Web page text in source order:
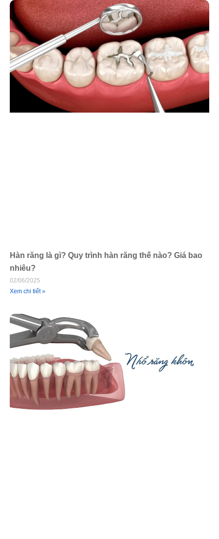
Hàn răng là gì? Quy trình hàn răng thế nào? Giá bao
nhiêu?
02/06/2025
Xem chi tiết »